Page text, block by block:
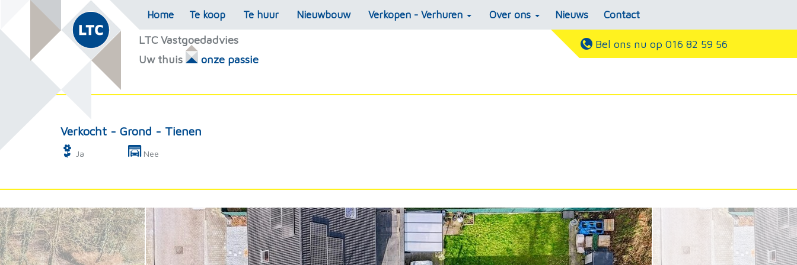
Home Te koop Te huur Nieuwbouw Verkopen - Verhuren Over ons Nieuws Contact
LTC Vastgoedadvies
Uw thuis
onze passie
Bel ons nu op 016 82 59 56
Verkocht - Grond - Tienen
Ja Nee